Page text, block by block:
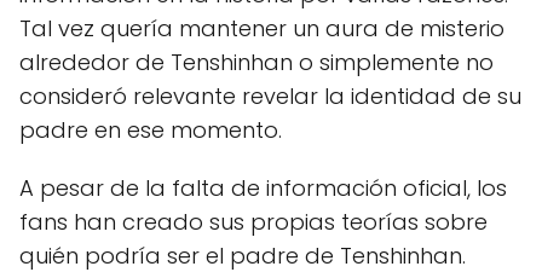
Tal vez quería mantener un aura de misterio
alrededor de Tenshinhan o simplemente no
consideró relevante revelar la identidad de su
padre en ese momento.
A pesar de la falta de información oficial, los
fans han creado sus propias teorías sobre
quién podría ser el padre de Tenshinhan.